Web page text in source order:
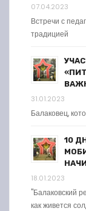
07.04.2023
Встречи с
традицией
31.01.2023
Балаковец,
10
18.01.2023
"Балаковский
как живется